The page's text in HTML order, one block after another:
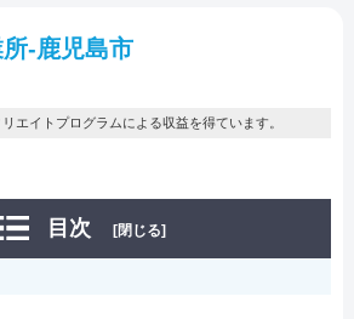
-鹿児島市
エイトプログラムによる収益を得ています。
目次 [閉じる]